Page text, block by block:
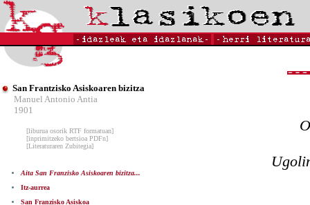
San Frantzisko Asiskoaren bizitza
Manuel Antonio Antia
1901
[liburua osorik RTF formatuan]
[inprimitzeko bertsioa PDFn]
[Literaturaren Zubitegia]
Aita San Franzisko Asiskoaren bizitza...
Itz-aurrea
San Franzisko Asiskoa